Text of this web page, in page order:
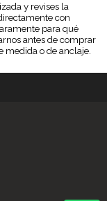
y revises la
con
para qué
antes de comprar
medida o de anclaje.